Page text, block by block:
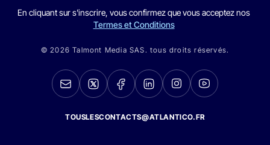
En cliquant sur s'inscrire, vous confirmez que vous acceptez nos
Termes et Conditions
© 2026 Talmont Media SAS. tous droits réservés.
TOUSLESCONTACTS@ATLANTICO.FR